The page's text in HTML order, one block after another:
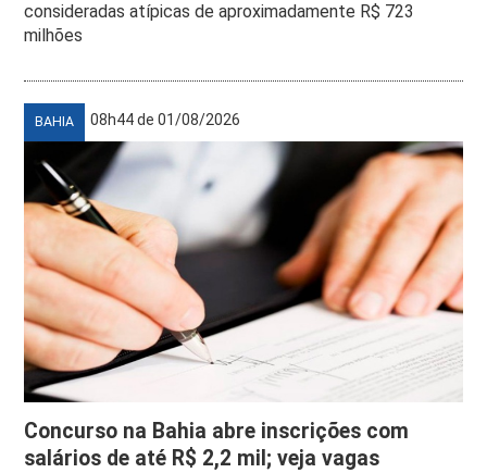
consideradas atípicas de aproximadamente R$ 723
milhões
BAHIA 08h44 de 01/08/2026
Concurso na Bahia abre inscrições com
salários de até R$ 2,2 mil; veja vagas